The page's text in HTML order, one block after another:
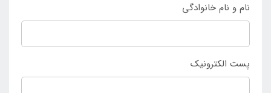
نام و نام خانوادگی
پست الکترونیک